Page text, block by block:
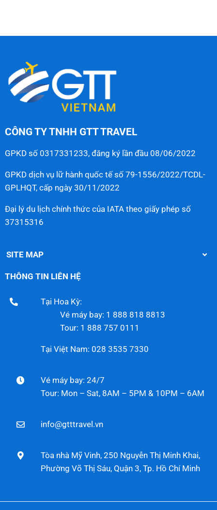
CÔNG TY TNHH GTT TRAVEL
GPKD số 0317331233, đăng ký lần đầu 08/06/2022
GPKD dịch vụ lữ hành quốc tế số 79-1556/2022/TCDL-
GPLHQT, cấp ngày 30/11/2022
Đại lý du lịch chính thức của IATA theo giấy phép số
37315316
SITE MAP
THÔNG TIN LIÊN HỆ
Tại Hoa Kỳ:
Vé máy bay: 1 888 818 8813
Tour: 1 888 757 0111
Tại Việt Nam: 028 3535 7330
Vé máy bay: 24/7
Tour: Mon – Sat, 8AM – 5PM & 10PM – 6AM
info@gtttravel.vn
Tòa nhà Mỹ Vinh, 250 Nguyễn Thị Minh Khai,
Phường Võ Thị Sáu, Quận 3, Tp. Hồ Chí Minh